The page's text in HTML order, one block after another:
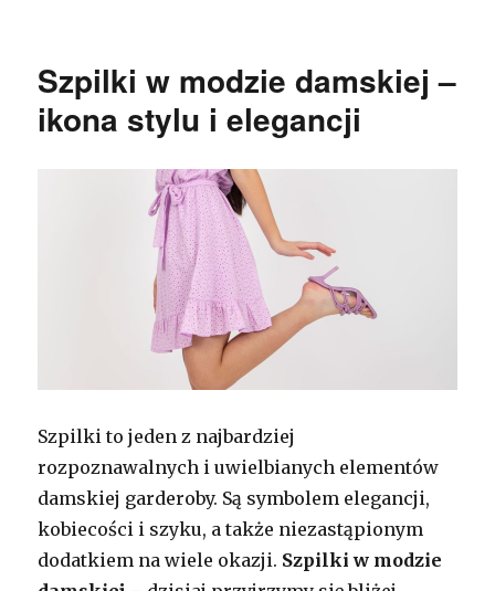
Szpilki w modzie damskiej –
ikona stylu i elegancji
Szpilki to jeden z najbardziej
rozpoznawalnych i uwielbianych elementów
damskiej garderoby. Są symbolem elegancji,
kobiecości i szyku, a także niezastąpionym
dodatkiem na wiele okazji. Szpilki w modzie